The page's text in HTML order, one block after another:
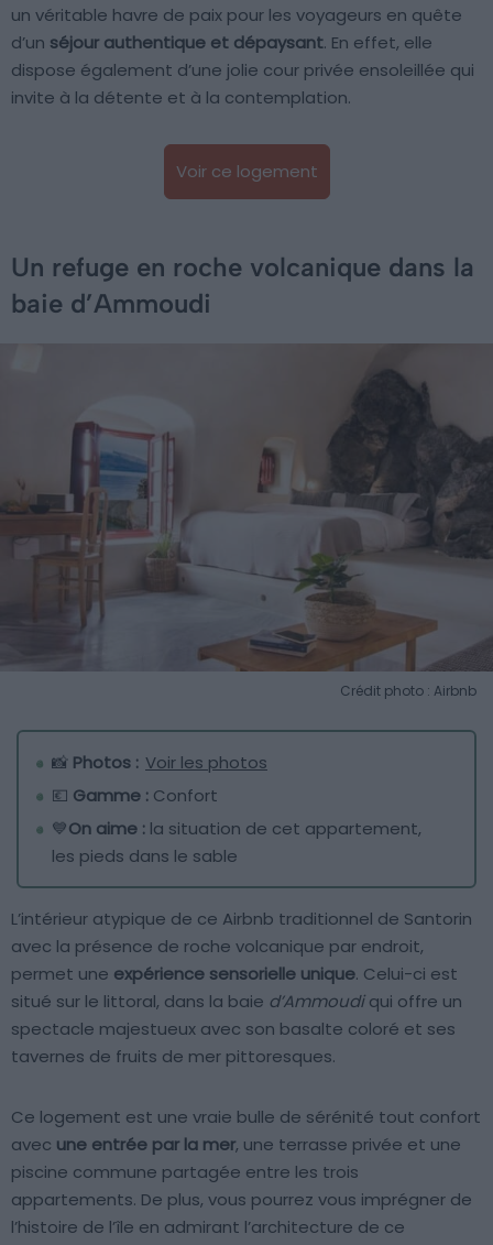
un véritable havre de paix pour les voyageurs en quête
d’un séjour authentique et dépaysant. En effet, elle
dispose également d’une jolie cour privée ensoleillée qui
invite à la détente et à la contemplation.
Voir ce logement
Un refuge en roche volcanique dans la
baie d’Ammoudi
Crédit photo : Airbnb
📸 Photos : Voir les photos
💶 Gamme : Confort
💙On aime : la situation de cet appartement,
les pieds dans le sable
L’intérieur atypique de ce Airbnb traditionnel de Santorin
avec la présence de roche volcanique par endroit,
permet une expérience sensorielle unique. Celui-ci est
situé sur le littoral, dans la baie d’Ammoudiqui offre un
spectacle majestueux avec son basalte coloré et ses
tavernes de fruits de mer pittoresques.
Ce logement est une vraie bulle de sérénité tout confort
avec une entrée par la mer, une terrasse privée et une
piscine commune partagée entre les trois
appartements. De plus, vous pourrez vous imprégner de
l’histoire de l’île en admirant l’architecture de ce